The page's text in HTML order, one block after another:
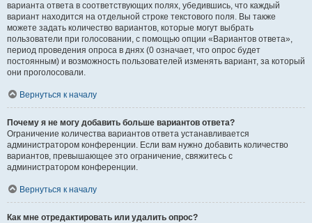
варианта ответа в соответствующих полях, убедившись, что каждый
вариант находится на отдельной строке текстового поля. Вы также
можете задать количество вариантов, которые могут выбрать
пользователи при голосовании, с помощью опции «Вариантов ответа»,
период проведения опроса в днях (0 означает, что опрос будет
постоянным) и возможность пользователей изменять вариант, за который
они проголосовали.
Вернуться к началу
Почему я не могу добавить больше вариантов ответа?
Ограничение количества вариантов ответа устанавливается
администратором конференции. Если вам нужно добавить количество
вариантов, превышающее это ограничение, свяжитесь с
администратором конференции.
Вернуться к началу
Как мне отредактировать или удалить опрос?